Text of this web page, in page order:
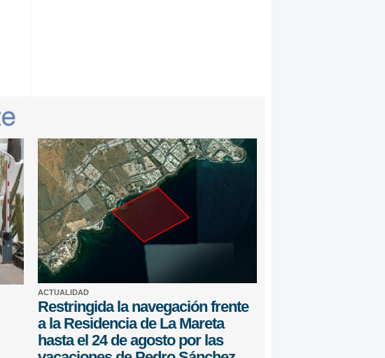
ACTUALIDAD
Restringida la navegación frente
a la Residencia de La Mareta
hasta el 24 de agosto por las